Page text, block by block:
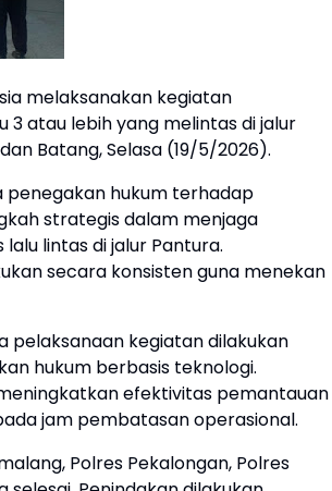
melaksanakan kegiatan
atau lebih yang melintas di jalur
Batang, Selasa (19/5/2026).
penegakan hukum terhadap
strategis dalam menjaga
lintas di jalur Pantura.
secara konsisten guna menekan
pelaksanaan kegiatan dilakukan
hukum berbasis teknologi.
efektivitas pemantauan
jam pembatasan operasional.
Polres Pekalongan, Polres